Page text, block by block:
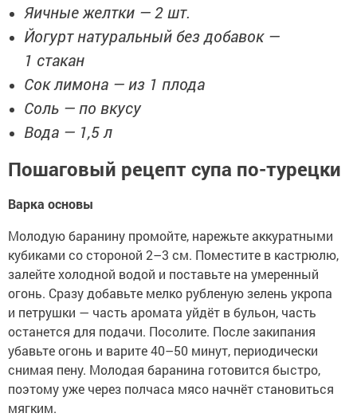
Яичные желтки — 2 шт.
Йогурт натуральный без добавок —
1 стакан
Сок лимона — из 1 плода
Соль — по вкусу
Вода — 1,5 л
Пошаговый рецепт супа по-турецки
Варка основы
Молодую баранину промойте, нарежьте аккуратными
кубиками со стороной 2–3 см. Поместите в кастрюлю,
залейте холодной водой и поставьте на умеренный
огонь. Сразу добавьте мелко рубленую зелень укропа
и петрушки — часть аромата уйдёт в бульон, часть
останется для подачи. Посолите. После закипания
убавьте огонь и варите 40–50 минут, периодически
снимая пену. Молодая баранина готовится быстро,
поэтому уже через полчаса мясо начнёт становиться
мягким.